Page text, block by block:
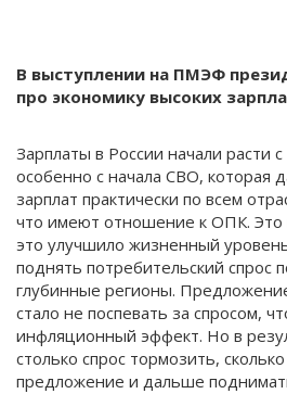
В выступлении на ПМЭФ
про экономику высоких
Зарплаты в России начали расти
особенно с начала СВО, которая
зарплат практически по всем
что имеют отношение к ОПК. Это
это улучшило жизненный
поднять потребительский спрос
глубинные регионы.
стало не поспевать за спросом,
инфляционный эффект. Но в
столько спрос тормозить,
предложение и дальше